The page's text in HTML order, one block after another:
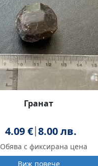
Гранат
4.09 € 8.00 лв.
Обява с фиксирана цена
Виж повече